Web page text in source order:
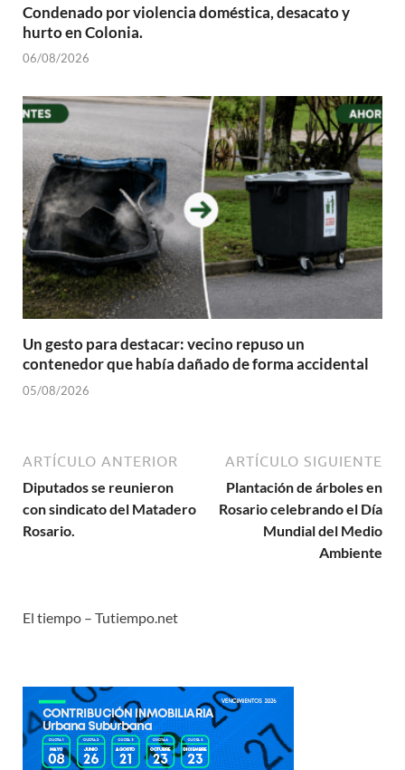
Condenado por violencia doméstica, desacato y
hurto en Colonia.
06/08/2026
Un gesto para destacar: vecino repuso un
contenedor que había dañado de forma accidental
05/08/2026
ARTÍCULO ANTERIOR
Diputados se reunieron
con sindicato del Matadero
Rosario.
ARTÍCULO SIGUIENTE
Plantación de árboles en
Rosario celebrando el Día
Mundial del Medio
Ambiente
El tiempo – Tutiempo.net